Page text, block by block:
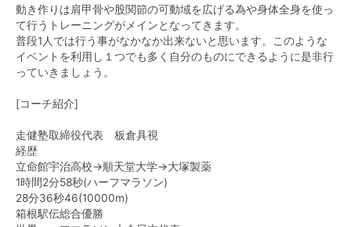
動き作りは肩甲骨や股関節の可動域を広げる為や身体全身を使っ
て行うトレーニングがメインとなってきます。
普段1人では行う事がなかなか出来ないと思います。このような
イベントを利用し１つでも多く自分のものにできるように是非行
っていきましょう。
[コーチ紹介]
走健塾取締役代表 板倉具視
経歴
立命館宇治高校→順天堂大学→大塚製薬
1時間2分58秒(ハーフマラソン)
28分36秒46(10000m)
箱根駅伝総合優勝